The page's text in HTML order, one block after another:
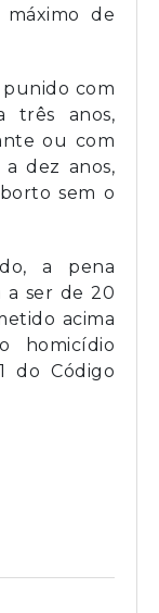
de
com
três anos,
ou com
dez anos,
sem o
a pena
a ser de 20
acima
homicídio
do Código